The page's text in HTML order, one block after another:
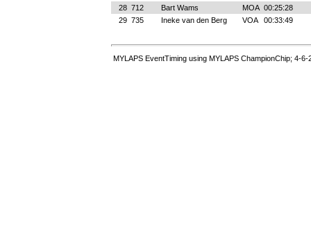
28 712 Bart Wams MOA 00:25:28
29 735 Ineke van den Berg VOA 00:33:49
MYLAPS EventTiming using MYLAPS ChampionChip; 4-6-